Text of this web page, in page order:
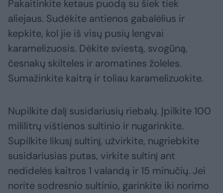
Pakaitinkite ketaus puodą su šiek tiek
aliejaus. Sudėkite antienos gabalėlius ir
kepkite, kol jie iš visų pusių lengvai
karamelizuosis. Dėkite sviestą, svogūną,
česnakų skilteles ir aromatines žoleles.
Sumažinkite kaitrą ir toliau karamelizuokite.
Nupilkite dalį susidariusių riebalų. Įpilkite 100
mililitrų vištienos sultinio ir nugarinkite.
Supilkite likusį sultinį, užvirkite, nugriebkite
susidariusias putas, virkite sultinį ant
nedidelės kaitros 1 valandą ir 15 minučių. Jei
norite sodresnio sultinio, garinkite iki norimo